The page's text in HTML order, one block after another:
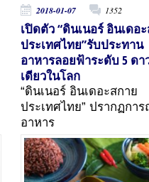
2018-01-07 1352
เปิดตัว “ดินเนอร์ อินเดอ
ประเทศไทย”รับประทาน
อาหารลอยฟ้าระดับ 5 ดา
เดียวในโลก
“ดินเนอร์ อินเดอะสกาย
ประเทศไทย” ปรากฏกา
อาหาร